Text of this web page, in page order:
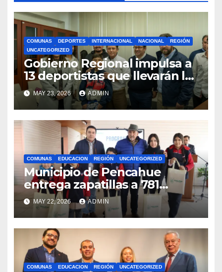
COMUNAS DEPORTES INTERNACIONAL NACIONAL
REGIÓN
UNCATEGORIZED
Gobierno Regional impulsa a
13 deportistas que llevarán la
bandera maulina a
competencias
internacionales
MAY 23, 2026 ADMIN
COMUNAS EDUCACION REGIÓN UNCATEGORIZED
Municipio de Pencahue
entrega zapatillas a 781
estudiantes con recursos del
Royalty Minero
MAY 22, 2026 ADMIN
COMUNAS EDUCACION REGIÓN UNCATEGORIZED